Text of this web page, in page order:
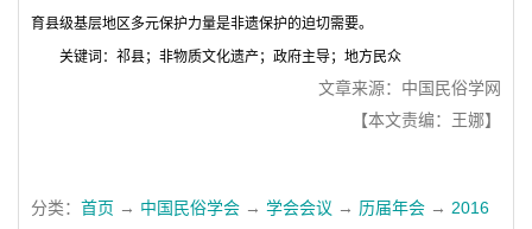
育县级基层地区多元保护力量是非遗保护的迫切需要。
关键词： 祁县；非物质文化遗产；政府主导；地方民众
文章来源：中国民俗学网
【本文责编：王娜】
分类： 首页 → 中国民俗学会 → 学会会议 → 历届年会 → 2016